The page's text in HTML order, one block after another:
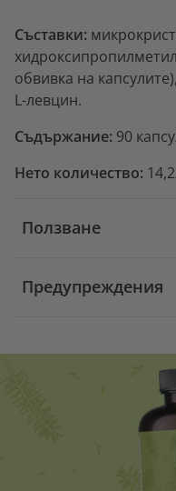
Съставки:
обвивка на
L-левцин.
Съдържание: 90
Нето количество:
Ползване
Предупреждения